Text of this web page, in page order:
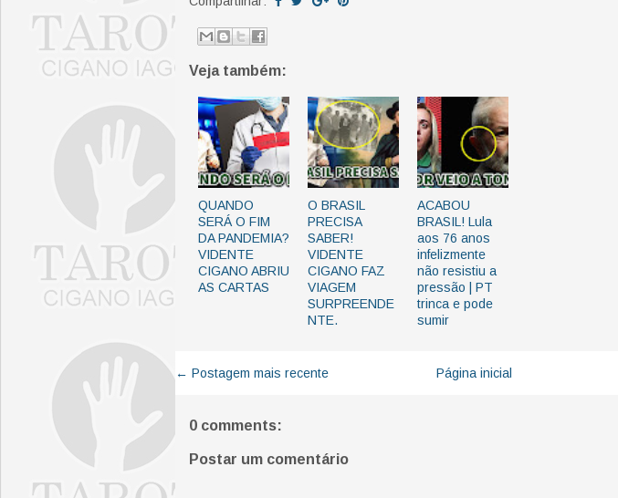
Veja também:
QUANDO
SERÁ O FIM
DA PANDEMIA?
VIDENTE
CIGANO ABRIU
AS CARTAS
O BRASIL
PRECISA
SABER!
VIDENTE
CIGANO FAZ
VIAGEM
SURPREENDE
NTE.
ACABOU
BRASIL! Lula
aos 76 anos
infelizmente
não resistiu a
pressão | PT
trinca e pode
sumir
← Postagem mais recente Página inicial
0 comments:
Postar um comentário